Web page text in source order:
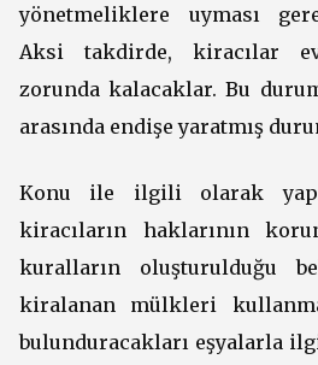
yönetmeliklere uyması
Aksi takdirde, kiracılar
zorunda kalacaklar. Bu
arasında endişe yaratmış
Konu ile ilgili olarak
kiracıların haklarının
kuralların oluşturulduğu
kiralanan mülkleri
bulunduracakları eşyalarla